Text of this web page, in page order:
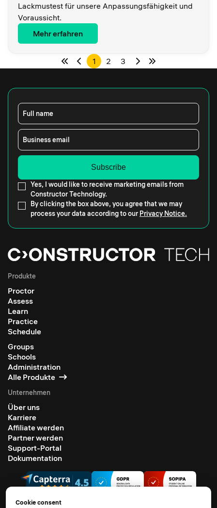
Lackmustest für unsere Anpassungsfähigkeit und
Voraussicht.
Mehr erfahren
1 2 3
Full name
Business email
Yes, I would like to receive marketing emails from
Constructor Technology.
By clicking the box above, you agree that we may
process your data according to our Privacy Notice.
Produkte
Proctor
Assess
Learn
Practice
Schedule
Groups
Schools
Administration
Alle Produkte
Unternehmen
Über uns
Karriere
Affiliate werden
Partner werden
Support-Portal
Dokumentation
Cookie consent